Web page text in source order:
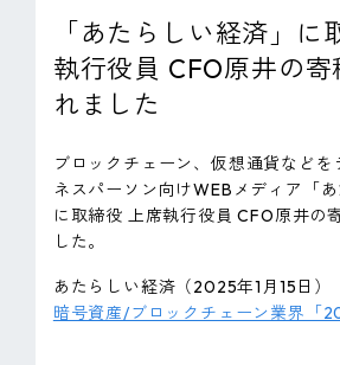
IR情報
サステナビリティ
ピンマーク
「あたらしい経済」に
執行役員 CFO原井の寄
れました
ブロックチェーン、仮想通貨などを
ネスパーソン向けWEBメディア「あ
に取締役 上席執行役員 CFO原井の
した。
あたらしい経済（2025年1月15日）
暗号資産/ブロックチェーン業界「